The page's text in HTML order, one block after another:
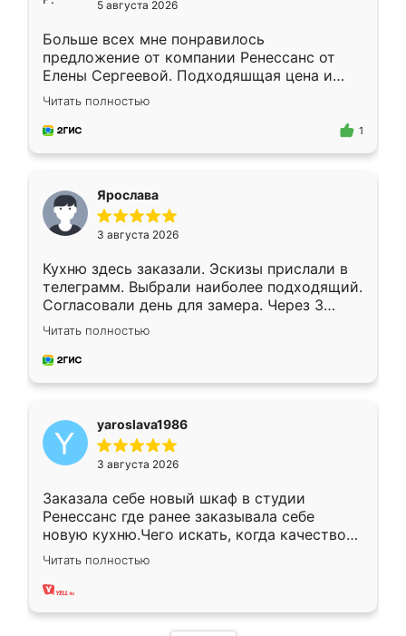
5 августа 2026
Больше всех мне понравилось
предложение от компании Ренессанс от
Елены Сергеевой. Подходяшщая цена и
короткие сроки изготовления. Приехавший
для замера сотрудник Владислав
предложил по моему эскизу самый
Читать полностью
1
Ярослава
3 августа 2026
Кухню здесь заказали. Эскизы прислали в
телеграмм. Выбрали наиболее подходящий.
Согласовали день для замера. Через 3
недели кухня была уже готова. Остались
довольны работой. Спасибо Ренессанс
мебель за качественную работу!
Читать полностью
yaroslava1986
3 августа 2026
Заказала себе новый шкаф в студии
Ренессанс где ранее заказывала себе
новую кухню.Чего искать, когда качеством
вполне довольна. Служит кухня уже почти
два года, нареканий нет.
Читать полностью